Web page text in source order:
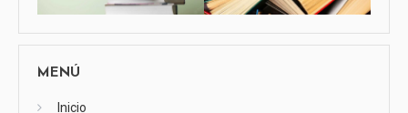
MENÚ
Inicio